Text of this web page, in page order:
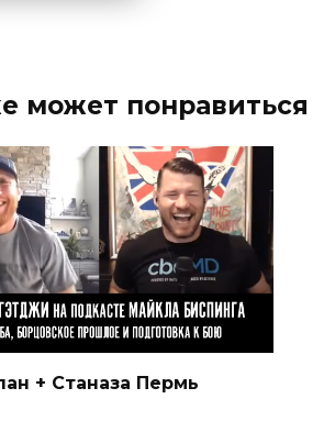
может понравиться
+ Станаза Пермь